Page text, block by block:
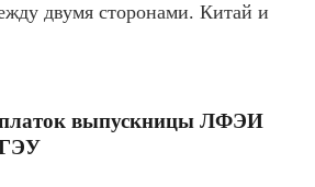
двумя сторонами. Китай и
выпускницы ЛФЭИ